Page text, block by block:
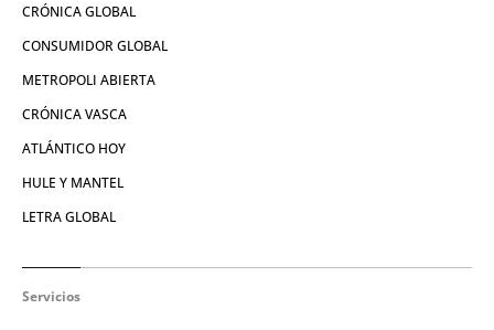
CRÓNICA GLOBAL
CONSUMIDOR GLOBAL
METROPOLI ABIERTA
CRÓNICA VASCA
ATLÁNTICO HOY
HULE Y MANTEL
LETRA GLOBAL
Servicios